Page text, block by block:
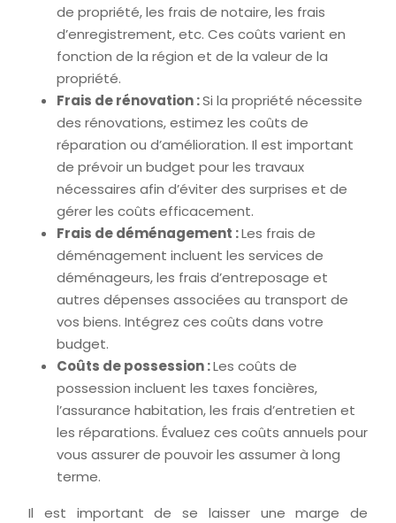
de propriété, les frais de notaire, les frais
d’enregistrement, etc. Ces coûts varient en
fonction de la région et de la valeur de la
propriété.
Frais de rénovation :Si la propriété nécessite
des rénovations, estimez les coûts de
réparation ou d’amélioration. Il est important
de prévoir un budget pour les travaux
nécessaires afin d’éviter des surprises et de
gérer les coûts efficacement.
Frais de déménagement :Les frais de
déménagement incluent les services de
déménageurs, les frais d’entreposage et
autres dépenses associées au transport de
vos biens. Intégrez ces coûts dans votre
budget.
Coûts de possession :Les coûts de
possession incluent les taxes foncières,
l’assurance habitation, les frais d’entretien et
les réparations. Évaluez ces coûts annuels pour
vous assurer de pouvoir les assumer à long
terme.
Il est important de se laisser une marge de